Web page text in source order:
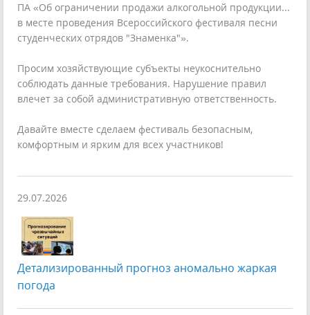
ПА «Об ограничении продажи алкогольной продукции...
в месте проведения Всероссийского фестиваля песни
студенческих отрядов "Знаменка"».
Просим хозяйствующие субъекты неукоснительно
соблюдать данные требования. Нарушение правил
влечет за собой административную ответственность.
Давайте вместе сделаем фестиваль безопасным,
комфортным и ярким для всех участников!
29.07.2026
Детализированный прогноз аномально жаркая
погода